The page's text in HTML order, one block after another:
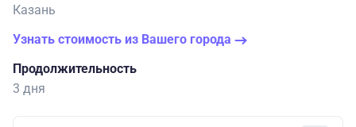
Казань
Узнать стоимость из Вашего города
Продолжительность
3 дня